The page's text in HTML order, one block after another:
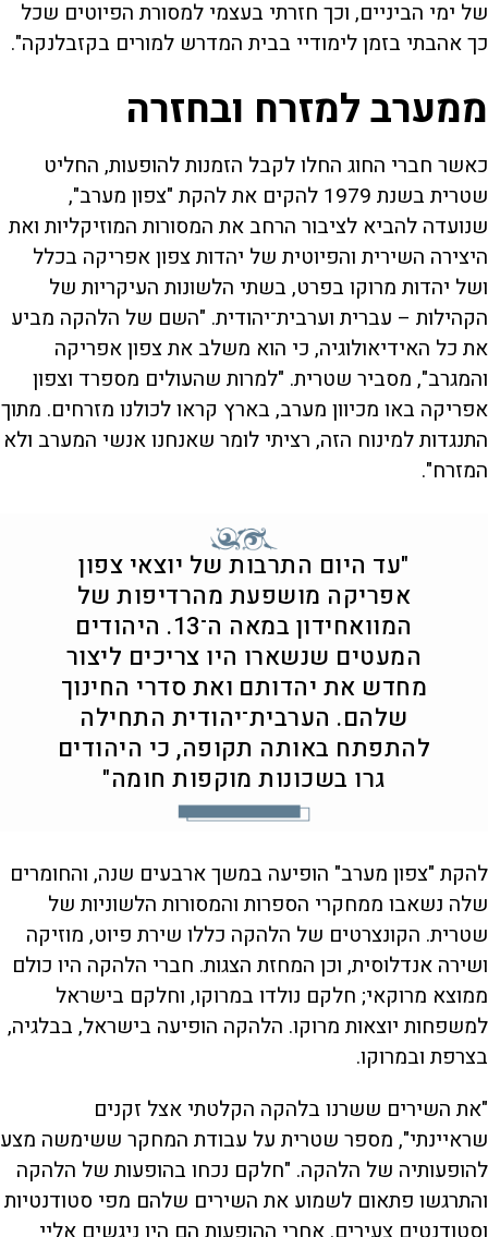
של ימי הביניים, וכך חזרתי בעצמי למסורת הפיוטים שכל
כך אהבתי בזמן לימודיי בבית המדרש למורים בקזבלנקה".
ממערב למזרח ובחזרה
כאשר חברי החוג החלו לקבל הזמנות להופעות, החליט
שטרית בשנת 1979 להקים את להקת "צפון מערב",
שנועדה להביא לציבור הרחב את המסורות המוזיקליות ואת
היצירה השירית והפיוטית של יהדות צפון אפריקה בכלל
ושל יהדות מרוקו בפרט, בשתי הלשונות העיקריות של
הקהילות – עברית וערבית־יהודית. "השם של הלהקה מביע
את כל האידיאולוגיה, כי הוא משלב את צפון אפריקה
והמגרב", מסביר שטרית. "למרות שהעולים מספרד וצפון
אפריקה באו מכיוון מערב, בארץ קראו לכולנו מזרחים. מתוך
התנגדות למינוח הזה, רציתי לומר שאנחנו אנשי המערב ולא
המזרח".
"עד היום התרבות של יוצאי צפון
אפריקה מושפעת מהרדיפות של
המוואחידון במאה ה־13. היהודים
המעטים שנשארו היו צריכים ליצור
מחדש את יהדותם ואת סדרי החינוך
שלהם. הערבית־יהודית התחילה
להתפתח באותה תקופה, כי היהודים
גרו בשכונות מוקפות חומה"
להקת "צפון מערב" הופיעה במשך ארבעים שנה, והחומרים
שלה נשאבו ממחקרי הספרות והמסורות הלשוניות של
שטרית. הקונצרטים של הלהקה כללו שירת פיוט, מוזיקה
ושירה אנדלוסית, וכן המחזת הצגות. חברי הלהקה היו כולם
ממוצא מרוקאי; חלקם נולדו במרוקו, וחלקם בישראל
למשפחות יוצאות מרוקו. הלהקה הופיעה בישראל, בבלגיה,
בצרפת ובמרוקו.
"את השירים ששרנו בלהקה הקלטתי אצל זקנים
שראיינתי", מספר שטרית על עבודת המחקר ששימשה מצע
להופעותיה של הלהקה. "חלקם נכחו בהופעות של הלהקה
והתרגשו פתאום לשמוע את השירים שלהם מפי סטודנטיות